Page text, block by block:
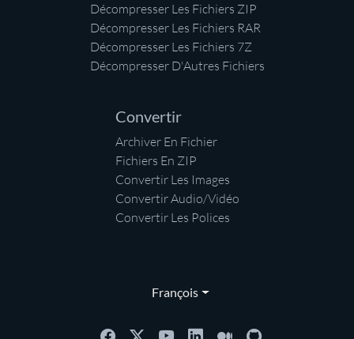
Décompresser Les Fichiers ZIP
Décompresser Les Fichiers RAR
Décompresser Les Fichiers 7Z
Décompresser D'Autres Fichiers
Convertir
Archiver En Fichier
Fichiers En ZIP
Convertir Les Images
Convertir Audio/Vidéo
Convertir Les Polices
François